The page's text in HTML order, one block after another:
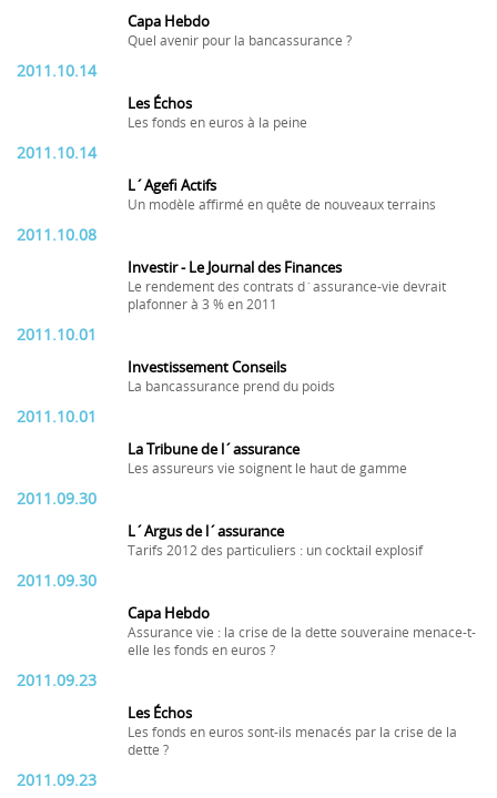
Capa Hebdo
Quel avenir pour la bancassurance ?
2011.10.14
Les Échos
Les fonds en euros à la peine
2011.10.14
L´Agefi Actifs
Un modèle affirmé en quête de nouveaux terrains
2011.10.08
Investir - Le Journal des Finances
Le rendement des contrats d´assurance-vie devrait
plafonner à 3 % en 2011
2011.10.01
Investissement Conseils
La bancassurance prend du poids
2011.10.01
La Tribune de l´assurance
Les assureurs vie soignent le haut de gamme
2011.09.30
L´Argus de l´assurance
Tarifs 2012 des particuliers : un cocktail explosif
2011.09.30
Capa Hebdo
Assurance vie : la crise de la dette souveraine menace-t-
elle les fonds en euros ?
2011.09.23
Les Échos
Les fonds en euros sont-ils menacés par la crise de la
dette ?
2011.09.23